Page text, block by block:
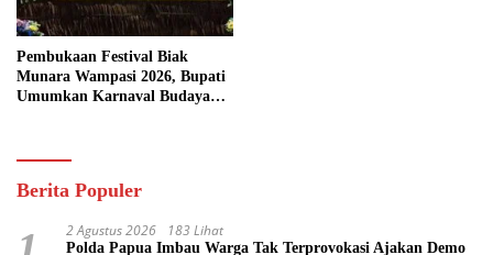
Pembukaan Festival Biak
Munara Wampasi 2026, Bupati
Umumkan Karnaval Budaya
Berita Populer
2 Agustus 2026 183 Lihat
Polda Papua Imbau Warga Tak Terprovokasi Ajakan Demo